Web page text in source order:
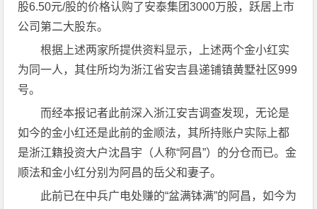
股6.50元/股的价格认购了安泰集团3000万股，跃居上市
公司第二大股东。
根据上述两家所提供资料显示，上述两个金小红实
为同一人，其住所均为浙江省安吉县递铺镇黄墅社区999
号。
而经本报记者此前深入浙江安吉调查发现，无论是
如今的金小红还是此前的金顺法，其所持账户实际上都
是浙江籍投资大户沈昌宇（人称“阿昌”）的分仓而已。金
顺法和金小红分别为阿昌的岳父和妻子。
此前已在中兵广电处赚的“盆满钵满”的阿昌，如今为